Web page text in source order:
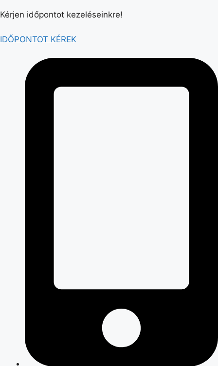
Kérjen időpontot kezeléseinkre!
IDŐPONTOT KÉREK